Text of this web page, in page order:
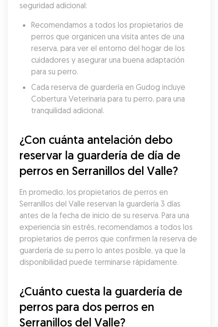
seguridad adicional:
Recomendamos a todos los propietarios de
perros que organicen una visita antes de una
reserva, para ver el entorno del hogar de los
cuidadores y asegurar una buena adaptación
para su perro.
Cada reserva de guardería en Gudog incluye
Cobertura Veterinaria para tu perro, para una
tranquilidad adicional.
¿Con cuánta antelación debo
reservar la guardería de día de
perros en Serranillos del Valle?
En promedio, los propietarios de perros en
Serranillos del Valle reservan la guardería 3 días
antes de la fecha de inicio de su reserva. Para una
experiencia sin estrés, recomendamos a todos los
propietarios de perros que confirmen la reserva de
guardería de su perro lo antes posible, ya que la
disponibilidad puede terminarse rápidamente.
¿Cuánto cuesta la guardería de
perros para dos perros en
Serranillos del Valle?